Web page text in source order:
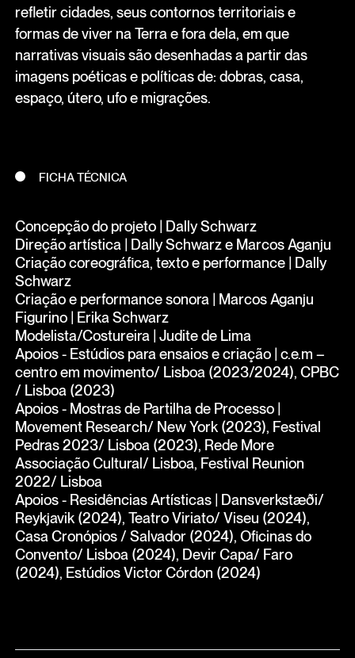
refletir cidades, seus contornos territoriais e
formas de viver na Terra e fora dela, em que
narrativas visuais são desenhadas a partir das
imagens poéticas e políticas de: dobras, casa,
espaço, útero, ufo e migrações.
FICHA TÉCNICA
Concepção do projeto | Dally Schwarz
Direção artística | Dally Schwarz e Marcos Aganju
Criação coreográfica, texto e performance | Dally
Schwarz
Criação e performance sonora | Marcos Aganju
Figurino | Erika Schwarz
Modelista/Costureira | Judite de Lima
Apoios - Estúdios para ensaios e criação | c.e.m –
centro em movimento/ Lisboa (2023/2024), CPBC
/ Lisboa (2023)
Apoios - Mostras de Partilha de Processo |
Movement Research/ New York (2023), Festival
Pedras 2023/ Lisboa (2023), Rede More
Associação Cultural/ Lisboa, Festival Reunion
2022/ Lisboa
Apoios - Residências Artísticas | Dansverkstæði/
Reykjavik (2024), Teatro Viriato/ Viseu (2024),
Casa Cronópios / Salvador (2024), Oficinas do
Convento/ Lisboa (2024), Devir Capa/ Faro
(2024), Estúdios Victor Córdon (2024)